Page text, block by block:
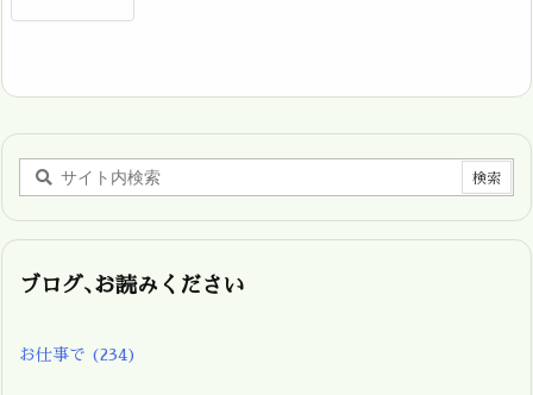
ブログ､お読みください
お仕事で (234)